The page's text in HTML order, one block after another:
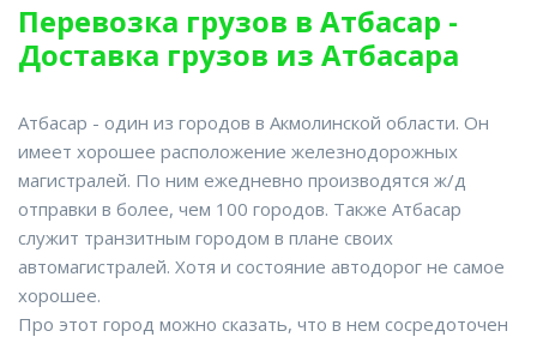
Перевозка грузов в Атбасар -
Доставка грузов из Атбасара
Атбасар - один из городов в Акмолинской области. Он
имеет хорошее расположение железнодорожных
магистралей. По ним ежедневно производятся ж/д
отправки в более, чем 100 городов. Также Атбасар
служит транзитным городом в плане своих
автомагистралей. Хотя и состояние автодорог не самое
хорошее.
Про этот город можно сказать, что в нем сосредоточен